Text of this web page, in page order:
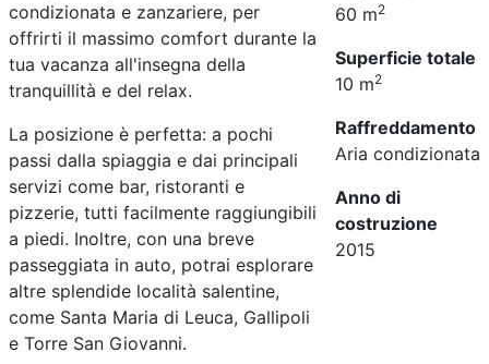
condizionata e zanzariere, per
offrirti il massimo comfort durante la
tua vacanza all'insegna della
tranquillità e del relax.
La posizione è perfetta: a pochi
passi dalla spiaggia e dai principali
servizi come bar, ristoranti e
pizzerie, tutti facilmente raggiungibili
a piedi. Inoltre, con una breve
passeggiata in auto, potrai esplorare
altre splendide località salentine,
come Santa Maria di Leuca, Gallipoli
e Torre San Giovanni.
60 m2
Superficie totale
10 m2
Raffreddamento
Aria condizionata
Anno di
costruzione
2015